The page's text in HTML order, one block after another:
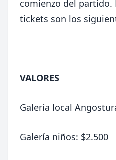
comienzo del partido.
tickets son los
VALORES
Galería local
Galería niños: $2.500